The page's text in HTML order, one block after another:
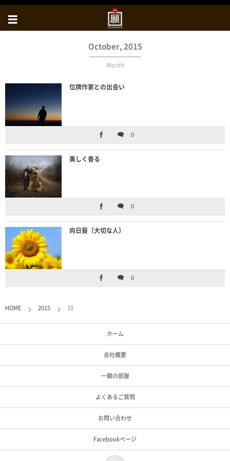
October, 2015
Month
位牌作家との出会い
0
美しく香る
0
向日葵（大切な人）
0
HOME 2015 10
ホーム
会社概要
一願の部屋
よくあるご質問
お問い合わせ
Facebookページ